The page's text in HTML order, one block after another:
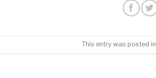
This entry was posted in